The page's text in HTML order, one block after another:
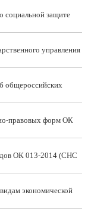
социальной защите
управления
общероссийских
правовых форм ОК
ОК 013-2014 (СНС
экономической